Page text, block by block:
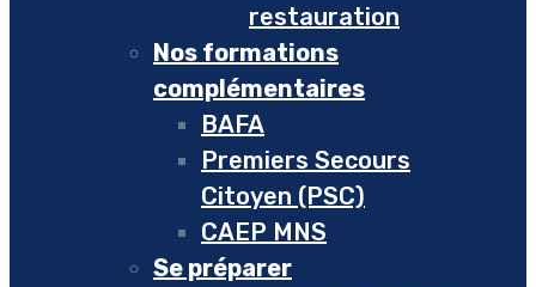
restauration
Nos formations
complémentaires
BAFA
Premiers Secours
Citoyen (PSC)
CAEP MNS
Se préparer